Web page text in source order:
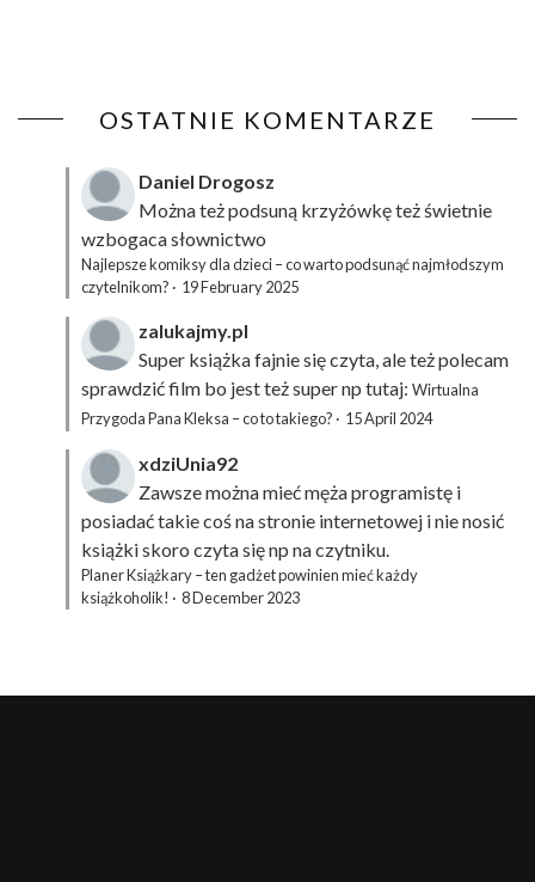
OSTATNIE KOMENTARZE
Daniel Drogosz
Można też podsuną krzyżówkęteż świetnie
wzbogaca słownictwo
Najlepsze komiksy dla dzieci – co warto podsunąć najmłodszym
czytelnikom? · 19 February 2025
zalukajmy.pl
Super książka fajnie się czyta, ale też polecam
sprawdzić film bo jest też super np tutaj: Wirtualna
Przygoda Pana Kleksa – co to takiego? · 15 April 2024
xdziUnia92
Zawsze można mieć męża programistę i
posiadać takie coś na stronie internetowej i nie nosić
książki skoro czyta się np na czytniku.
Planer Książkary – ten gadżet powinien mieć każdy
książkoholik! · 8 December 2023